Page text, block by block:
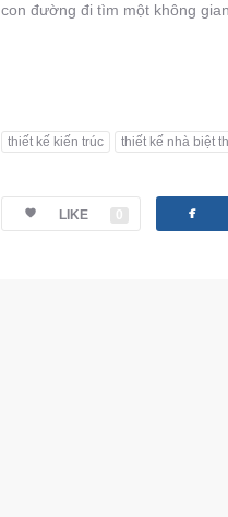
con đường đi tìm một không
thiết kế kiến trúc thiết kế nhà biệt
LIKE 0 facebook